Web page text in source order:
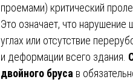
проемами) критический
Это означает, что нарушение
углах или отсутствие
и деформации всего здания.
двойного бруса в